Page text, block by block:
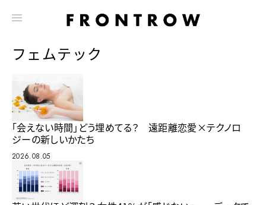
フェムテック
「会えない時間」どう埋めてる？ 遠距離恋愛×テクノロ
ジーの新しいかたち
2026.08.05